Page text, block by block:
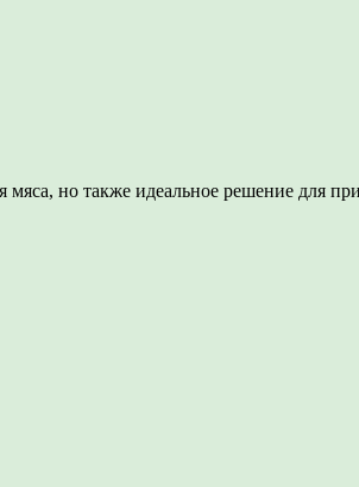
мяса, но также идеальное решение для